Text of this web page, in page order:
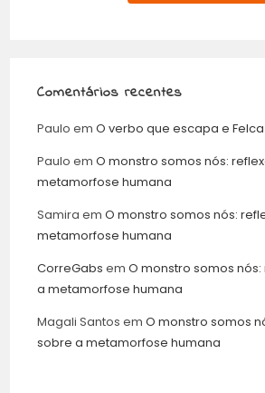
Comentários recentes
Paulo emO verbo que escapa e Felca
Paulo emO monstro somos nós:
metamorfose humana
Samira emO monstro somos nós:
metamorfose humana
CorreGabs emO monstro somos
a metamorfose humana
Magali Santos emO monstro somos
sobre a metamorfose humana